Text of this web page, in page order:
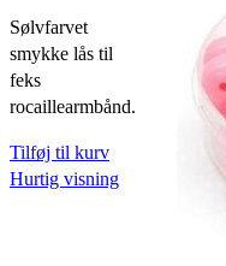
Sølvfarvet
smykke lås til
feks
rocaillearmbånd.
Tilføj til kurv
Hurtig visning